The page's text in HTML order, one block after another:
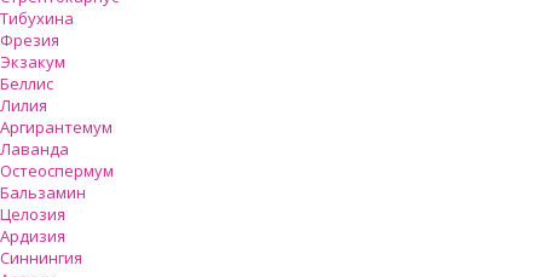
Тибухина
Фрезия
Экзакум
Беллис
Лилия
Аргирантемум
Лаванда
Остеоспермум
Бальзамин
Целозия
Ардизия
Синнингия